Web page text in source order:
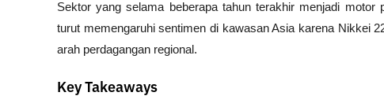
Sektor yang selama beberapa tahun terakhir menjadi motor
turut memengaruhi sentimen di kawasan Asia karena Nikkei
arah perdagangan regional.
Key Takeaways